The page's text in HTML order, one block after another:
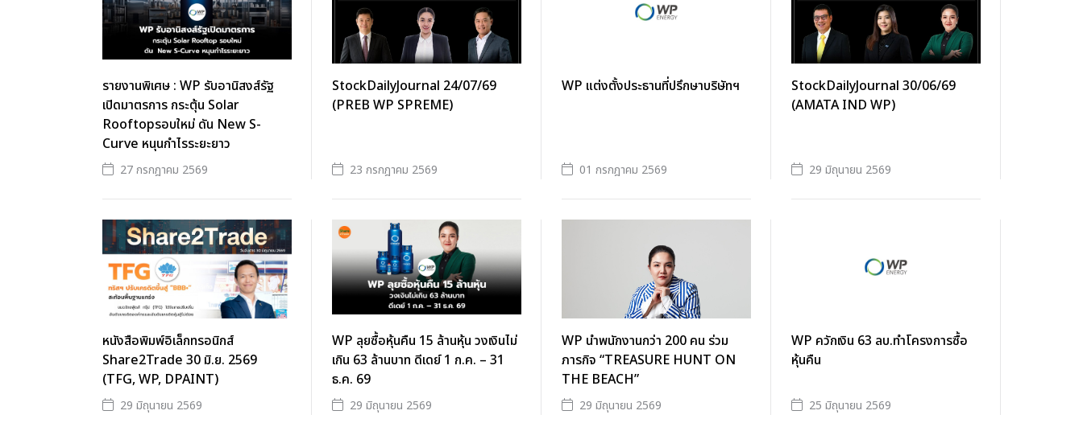
รายงานพิเศษ : WP รับอานิสงส์รัฐ
เปิดมาตรการ กระตุ้น Solar
Rooftopรอบใหม่ ดัน New S-
Curve หนุนกำไรระยะยาว
27 กรกฎาคม 2569
StockDailyJournal 24/07/69
(PREB WP SPREME)
23 กรกฎาคม 2569
WP แต่งตั้งประธานที่ปรึกษาบริษัทฯ
01 กรกฎาคม 2569
StockDailyJournal 30/06/69
(AMATA IND WP)
29 มิถุนายน 2569
หนังสือพิมพ์อิเล็กทรอนิกส์
Share2Trade 30 มิ.ย. 2569
(TFG, WP, DPAINT)
29 มิถุนายน 2569
WP ลุยซื้อหุ้นคืน 15 ล้านหุ้น วงเงินไม่
เกิน 63 ล้านบาท ดีเดย์ 1 ก.ค. – 31
ธ.ค. 69
29 มิถุนายน 2569
WP นำพนักงานกว่า 200 คน ร่วม
ภารกิจ “TREASURE HUNT ON
THE BEACH”
29 มิถุนายน 2569
WP ควักเงิน 63 ลบ.ทำโครงการซื้อ
หุ้นคืน
25 มิถุนายน 2569